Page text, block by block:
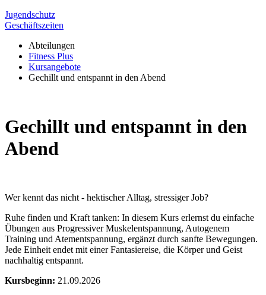
Jugendschutz
Geschäftszeiten
Abteilungen
Fitness Plus
Kursangebote
Gechillt und entspannt in den Abend
Gechillt und entspannt in den
Abend
Wer kennt das nicht - hektischer Alltag, stressiger Job?
Ruhe finden und Kraft tanken: In diesem Kurs erlernst du einfache
Übungen aus Progressiver Muskelentspannung, Autogenem
Training und Atementspannung, ergänzt durch sanfte Bewegungen.
Jede Einheit endet mit einer Fantasiereise, die Körper und Geist
nachhaltig entspannt.
Kursbeginn: 21.09.2026